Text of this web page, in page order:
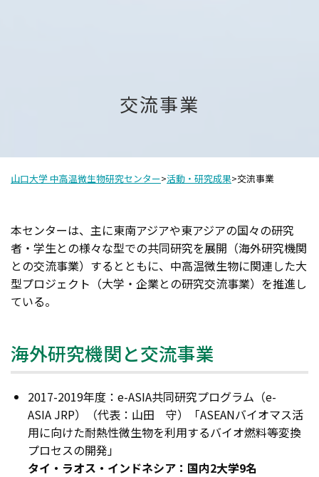
交流事業
山口大学 中高温微生物研究センター>活動・研究成果>交流事業
本センターは、主に東南アジアや東アジアの国々の研究
者・学生との様々な型での共同研究を展開（海外研究機関
との交流事業）するとともに、中高温微生物に関連した大
型プロジェクト（大学・企業との研究交流事業）を推進し
ている。
海外研究機関と交流事業
2017-2019年度：e-ASIA共同研究プログラム（e-
ASIA JRP）（代表：山田 守）「ASEANバイオマス活
用に向けた耐熱性微生物を利用するバイオ燃料等変換
プロセスの開発」
タイ・ラオス・インドネシア：国内2大学9名